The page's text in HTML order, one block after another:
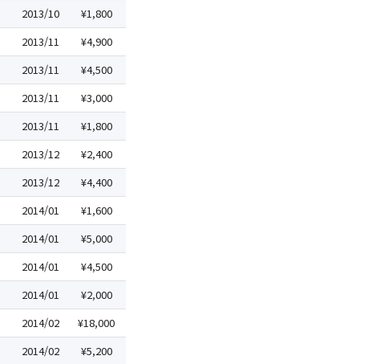
2013/10 ¥1,800
2013/11 ¥4,900
2013/11 ¥4,500
2013/11 ¥3,000
2013/11 ¥1,800
2013/12 ¥2,400
2013/12 ¥4,400
2014/01 ¥1,600
2014/01 ¥5,000
2014/01 ¥4,500
2014/01 ¥2,000
2014/02 ¥18,000
2014/02 ¥5,200